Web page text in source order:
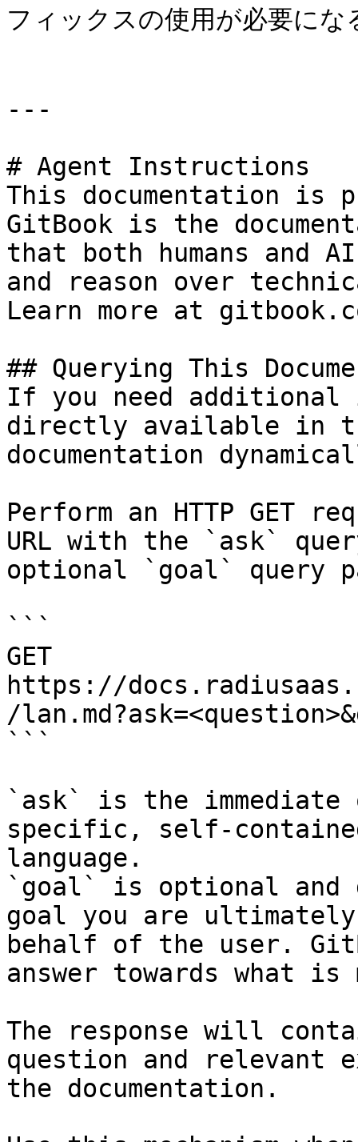
フィックスの使用が必要に
---
# Agent Instructions
This documentation is
GitBook is the
that both humans and
and reason over
Learn more at
## Querying This
If you need
directly available in
documentation
Perform an HTTP GET
URL with the `ask`
optional `goal` query
```
GET
https://
/
```
`ask` is the
specific, self-
language.
`goal` is optional and
goal you are
behalf of the user.
answer towards what
The response will
question and relevant
the documentation.